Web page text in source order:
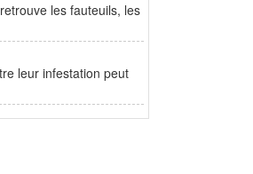
les fauteuils, les
leur infestation peut